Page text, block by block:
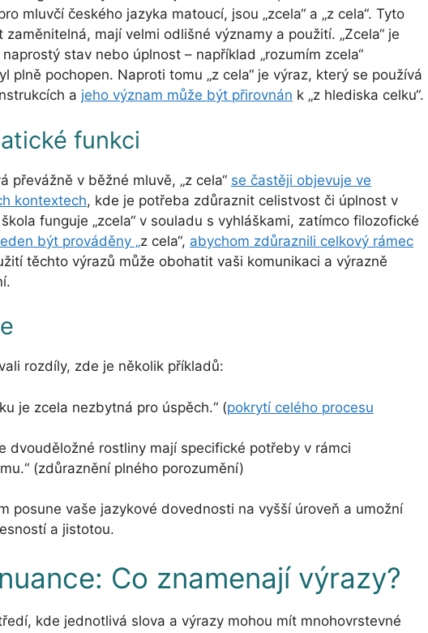
mluvčí českého jazyka matoucí, jsou „zcela“ a „z cela“. Tyto
mají velmi odlišné významy a použití. „Zcela“ je
stav nebo úplnost – například „rozumím zcela“
plně pochopen. Naproti tomu „z cela“ je výraz, který se používá
a jeho význam může být přirovnán k „z hlediska celku“.
funkci
převážně v běžné mluvě, „z cela“ se častěji objevuje ve
kontextech, kde je potřeba zdůraznit celistvost či úplnost v
funguje „zcela“ v souladu s vyhláškami, zatímco filozofické
být prováděny „z cela“, abychom zdůraznili celkový rámec
těchto výrazů může obohatit vaši komunikaci a výrazně
rozdíly, zde je několik příkladů:
je zcela nezbytná pro úspěch.“ (pokrytí celého procesu
dvouděložné rostliny mají specifické potřeby v rámci
(zdůraznění plného porozumění)
posune vaše jazykové dovednosti na vyšší úroveň a umožní
a jistotou.
Co znamenají výrazy?
kde jednotlivá slova a výrazy mohou mít mnohovrstevné